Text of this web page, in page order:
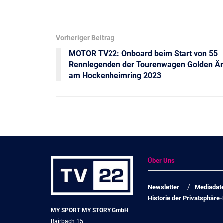
Vorheriger Beitrag
MOTOR TV22: Onboard beim Start von 55
Rennlegenden der Tourenwagen Golden
am Hockenheimring 2023
MY SPORT MY STORY GmbH
Bairbach 15
Über Uns
Newsletter
Historie der